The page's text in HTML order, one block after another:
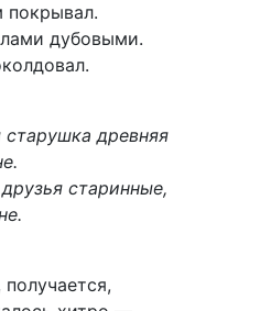
покрывал.
дубовыми.
древняя
старинные,
получается,